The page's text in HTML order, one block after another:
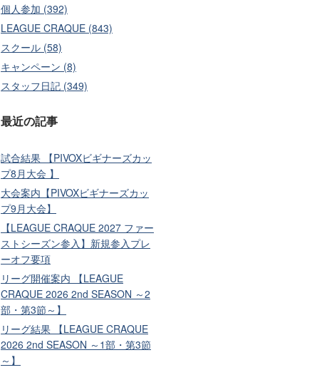
個人参加 (392)
LEAGUE CRAQUE (843)
スクール (58)
キャンペーン (8)
スタッフ日記 (349)
最近の記事
試合結果 【PIVOXビギナーズカッ
プ8月大会 】
大会案内【PIVOXビギナーズカッ
プ9月大会】
【LEAGUE CRAQUE 2027 ファー
ストシーズン参入】新規参入プレ
ーオフ要項
リーグ開催案内 【LEAGUE
CRAQUE 2026 2nd SEASON ～2
部・第3節～】
リーグ結果 【LEAGUE CRAQUE
2026 2nd SEASON ～1部・第3節
～】